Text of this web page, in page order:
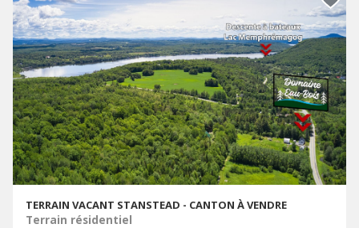
TERRAIN VACANT STANSTEAD - CANTON À VENDRE
Terrain résidentiel